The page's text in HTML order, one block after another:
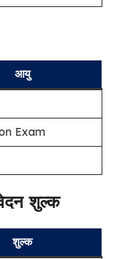
आयु
Exam
शुल्क
शुल्क